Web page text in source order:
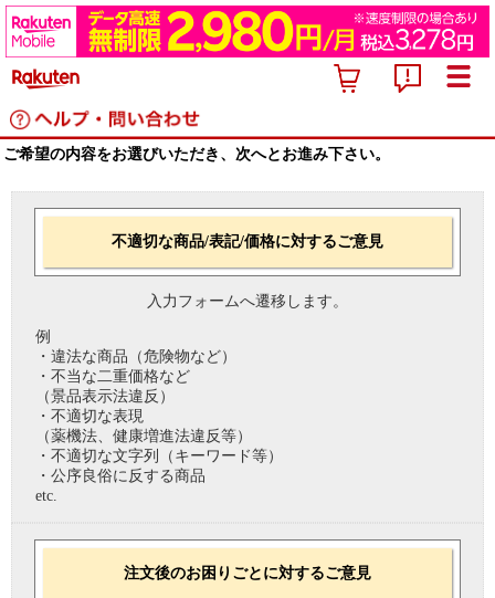
ご希望の内容をお選びいただき、次へとお進み下さい。
不適切な商品/表記/価格に対するご意見
入力フォームへ遷移します。
例
・違法な商品（危険物など）
・不当な二重価格など
（景品表示法違反）
・不適切な表現
（薬機法、健康増進法違反等）
・不適切な文字列（キーワード等）
・公序良俗に反する商品
etc.
注文後のお困りごとに対するご意見